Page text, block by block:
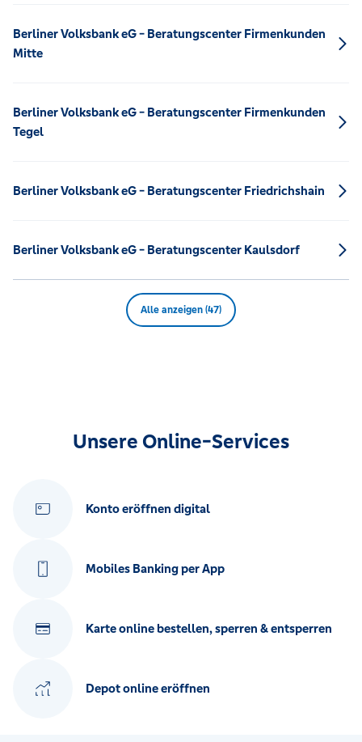
Berliner Volksbank eG - Beratungscenter Firmenkunden
Mitte
Berliner Volksbank eG - Beratungscenter Firmenkunden
Tegel
Berliner Volksbank eG - Beratungscenter Friedrichshain
Berliner Volksbank eG - Beratungscenter Kaulsdorf
Alle anzeigen (47)
Unsere Online-Services
Konto eröffnen digital
Mobiles Banking per App
Karte online bestellen, sperren & entsperren
Depot online eröffnen